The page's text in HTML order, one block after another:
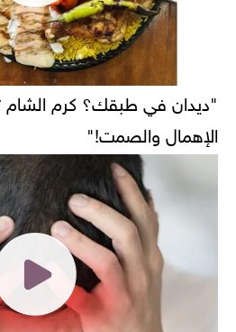
"ديدان في طبقك؟ كرم الشام
الإهمال والصمت!"